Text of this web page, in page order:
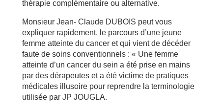
thérapie complémentaire ou alternative.
Monsieur Jean- Claude DUBOIS peut vous
expliquer rapidement, le parcours d’une jeune
femme atteinte du cancer et qui vient de décéder
faute de soins conventionnels : « Une femme
atteinte d’un cancer du sein a été prise en mains
par des dérapeutes et a été victime de pratiques
médicales illusoire pour reprendre la terminologie
utilisée par JP JOUGLA.